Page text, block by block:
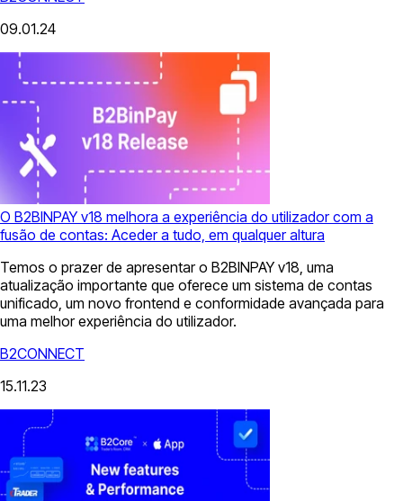
09.01.24
O B2BINPAY v18 melhora a experiência do utilizador com a
fusão de contas: Aceder a tudo, em qualquer altura
Temos o prazer de apresentar o B2BINPAY v18, uma
atualização importante que oferece um sistema de contas
unificado, um novo frontend e conformidade avançada para
uma melhor experiência do utilizador.
B2CONNECT
15.11.23